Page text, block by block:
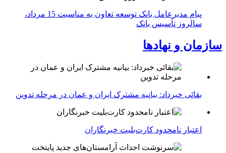
پیام مدیرعامل بانک توسعه تعاون به مناسبت 15 مرداد،
سالروز تأسیس بانک
سازمان و نهادها
بقائی خبرداد: بیانیه مشترک ایران و عمان در مرحله تدوین
اعتبار نامحدود کارت‌بلیت خبرنگاران